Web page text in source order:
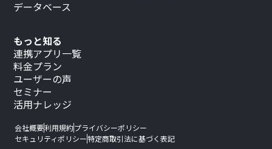
もっと知る
連携アプリ一覧
料金プラン
ユーザーの声
セミナー
活用ナレッジ
データベース
会社概要利用規約プライバシーポリシー
セキュリティポリシー特定商取引法に基づく表記